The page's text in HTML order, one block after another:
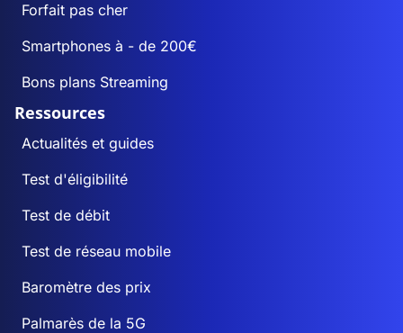
Forfait pas cher
Smartphones à - de 200€
Bons plans Streaming
Ressources
Actualités et guides
Test d'éligibilité
Test de débit
Test de réseau mobile
Baromètre des prix
Palmarès de la 5G